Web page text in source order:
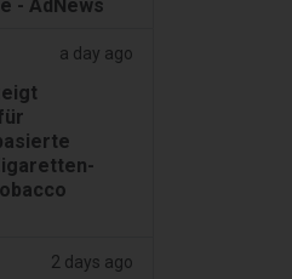
- AdNews
a day ago
2 days ago